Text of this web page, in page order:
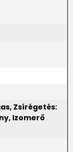
Zsírégetés:
Izomerő